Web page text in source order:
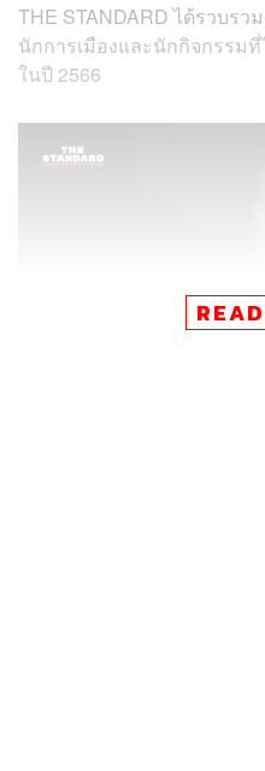
THE STANDARD ได้รวบร
นักการเมืองและนักกิจกรรม
ในปี 2566